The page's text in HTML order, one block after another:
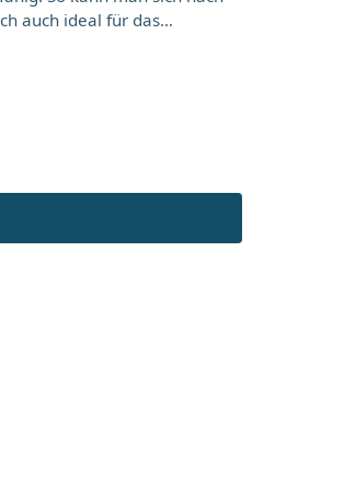
auch ideal für das